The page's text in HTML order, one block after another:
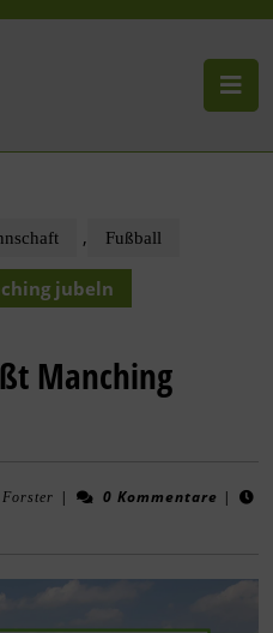
, Fußball
jubeln
Manching
| 0 Kommentare |